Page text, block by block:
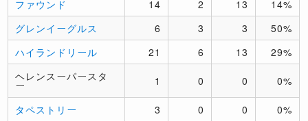
ファウンド 14 2 13
14%
グレンイーグルス
6 3 3
50%
ハイランドリール
21 6 13
29%
ヘレンスーパースタ
ー 1 0 0 0%
タペストリー 3 0 0
0%